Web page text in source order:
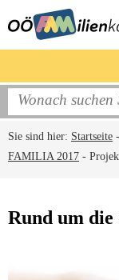
Sie sind hier: Startseite -
FAMILIA 2017 -
Rund um